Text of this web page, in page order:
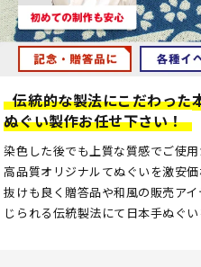
伝統的な製法にこだわった
ぬぐい製作お任せ下さい！
染色した後でも上質な質感でご使
高品質オリジナルてぬぐいを激安
抜けも良く贈答品や和風の販売ア
じられる伝統製法にて日本手ぬぐい